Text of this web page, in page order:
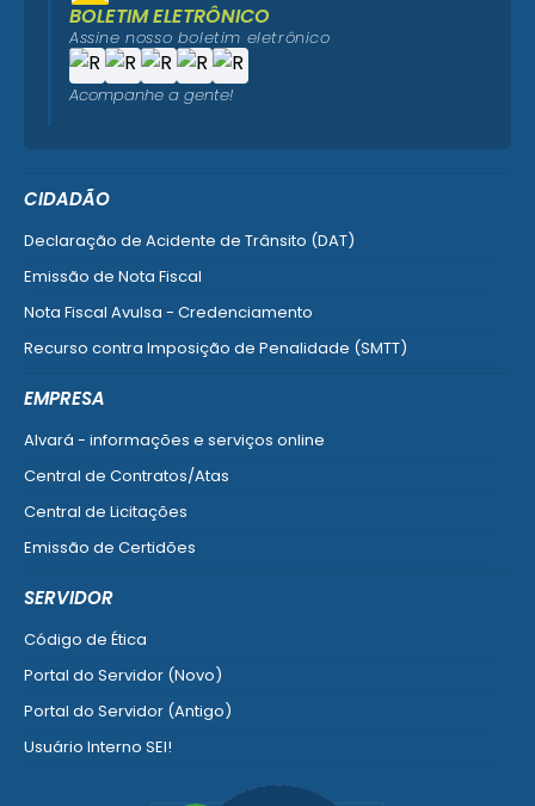
CIDADÃO
Declaração de Acidente de Trânsito (DAT)
Emissão de Nota Fiscal
Nota Fiscal Avulsa - Credenciamento
Recurso contra Imposição de Penalidade (SMTT)
EMPRESA
Alvará - informações e serviços online
Central de Contratos/Atas
Central de Licitações
Emissão de Certidões
SERVIDOR
Código de Ética
Portal do Servidor (Novo)
Portal do Servidor (Antigo)
Usuário Interno SEI!
BOLETIM ELETRÔNICO
Assine nosso boletim eletrônico
Acompanhe a gente!